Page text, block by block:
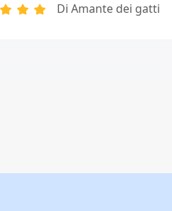
Di Amante dei gatti